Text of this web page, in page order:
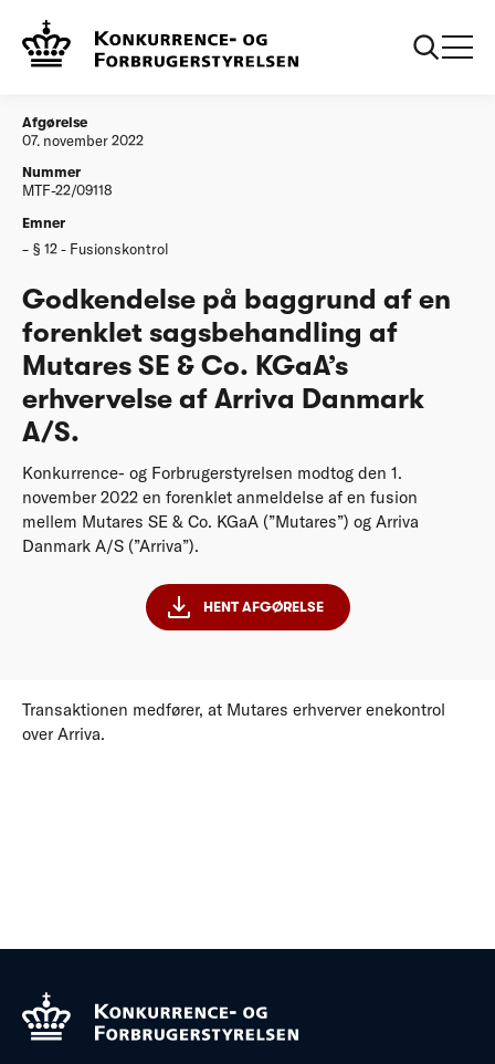
Afgørelser
forenklet sagsbehandling af Mutares SE & Co.
KGaA’s erhvervelse af Arriva Danmark A/S.
Afgørelse
07. november 2022
Nummer
MTF-22/09118
Emner
§ 12 - Fusionskontrol
Godkendelse på baggrund af en
forenklet sagsbehandling af
Mutares SE & Co. KGaA’s
erhvervelse af Arriva Danmark
A/S.
Konkurrence- og Forbrugerstyrelsen modtog den 1.
november 2022 en forenklet anmeldelse af en fusion
mellem Mutares SE & Co. KGaA (”Mutares”) og Arriva
Danmark A/S (”Arriva”).
HENT AFGØRELSE
Transaktionen medfører, at Mutares erhverver enekontrol
over Arriva.